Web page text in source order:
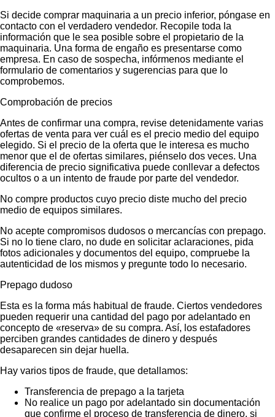
Si decide comprar maquinaria a un precio inferior, póngase en
contacto con el verdadero vendedor. Recopile toda la
información que le sea posible sobre el propietario de la
maquinaria. Una forma de engaño es presentarse como
empresa. En caso de sospecha, infórmenos mediante el
formulario de comentarios y sugerencias para que lo
comprobemos.
Comprobación de precios
Antes de confirmar una compra, revise detenidamente varias
ofertas de venta para ver cuál es el precio medio del equipo
elegido. Si el precio de la oferta que le interesa es mucho
menor que el de ofertas similares, piénselo dos veces. Una
diferencia de precio significativa puede conllevar a defectos
ocultos o a un intento de fraude por parte del vendedor.
No compre productos cuyo precio diste mucho del precio
medio de equipos similares.
No acepte compromisos dudosos o mercancías con prepago.
Si no lo tiene claro, no dude en solicitar aclaraciones, pida
fotos adicionales y documentos del equipo, compruebe la
autenticidad de los mismos y pregunte todo lo necesario.
Prepago dudoso
Esta es la forma más habitual de fraude. Ciertos vendedores
pueden requerir una cantidad del pago por adelantado en
concepto de «reserva» de su compra. Así, los estafadores
perciben grandes cantidades de dinero y después
desaparecen sin dejar huella.
Hay varios tipos de fraude, que detallamos:
Transferencia de prepago a la tarjeta
No realice un pago por adelantado sin documentación
que confirme el proceso de transferencia de dinero, si